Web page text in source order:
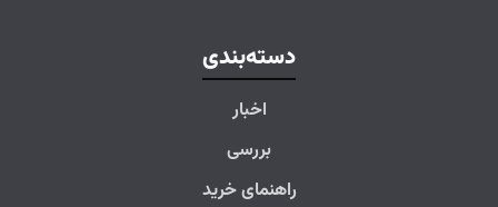
دسته‌بندی
اخبار
بررسی
راهنمای خرید